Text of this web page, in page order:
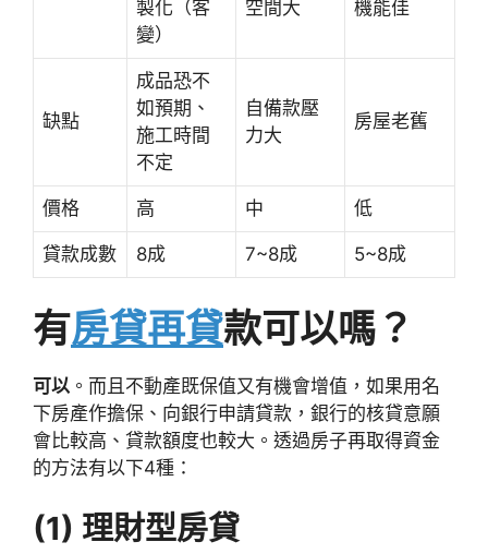
製化（客
變）
空間大 機能佳
缺點
成品恐不
如預期、
施工時間
不定
自備款壓
力大
房屋老舊
價格 高 中 低
貸款成數 8成 7~8成 5~8成
有房貸再貸款可以嗎？
可以 。而且不動產既保值又有機會增值，如果用名
下房產作擔保、向銀行申請貸款，銀行的核貸意願
會比較高、貸款額度也較大。透過房子再取得資金
的方法有以下4種：
(1) 理財型房貸